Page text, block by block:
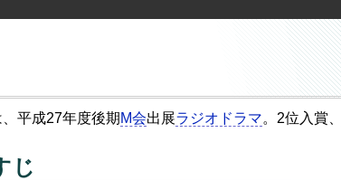
、平成27年度後期 M会出展ラジオドラマ。2位入賞、
じ